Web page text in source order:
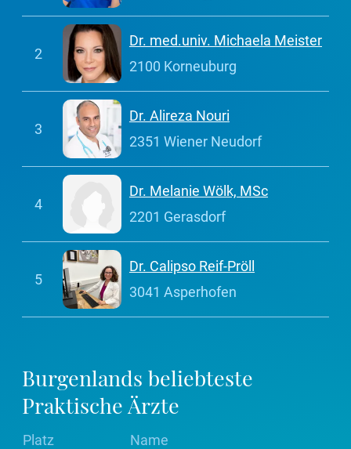
2
Dr. med.univ. Michaela Meister
2100 Korneuburg
3
Dr. Alireza Nouri
2351 Wiener Neudorf
4
Dr. Melanie Wölk, MSc
2201 Gerasdorf
5
Dr. Calipso Reif-Pröll
3041 Asperhofen
Burgenlands beliebteste
Praktische Ärzte
Platz Name